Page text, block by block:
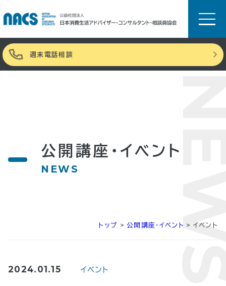
週末電話相談
公開講座・イベント
NEWS
トップ >公開講座・イベント > イベント
2024.01.15 イベント